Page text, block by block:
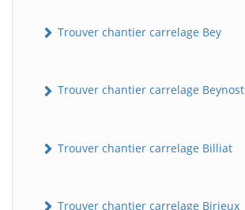
Trouver chantier carrelage Bey
Trouver chantier carrelage Beynost
Trouver chantier carrelage Billiat
Trouver chantier carrelage Birieux